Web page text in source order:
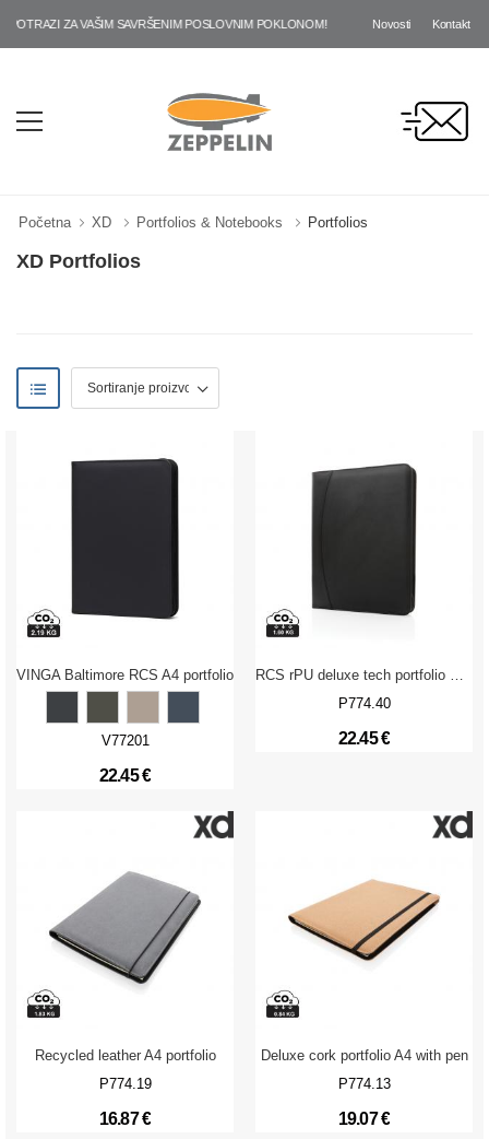
ZA VAŠIM SAVRŠENIM POSLOVNIM POKLONOM! Novosti Kontakt
Početna XD Portfolios & Notebooks Portfolios
XD Portfolios
VINGA Baltimore RCS A4 portfolio
V77201
22.45 €
RCS rPU deluxe tech portfolio with zipper
P774.40
22.45 €
Recycled leather A4 portfolio
P774.19
16.87 €
Deluxe cork portfolio A4 with pen
P774.13
19.07 €